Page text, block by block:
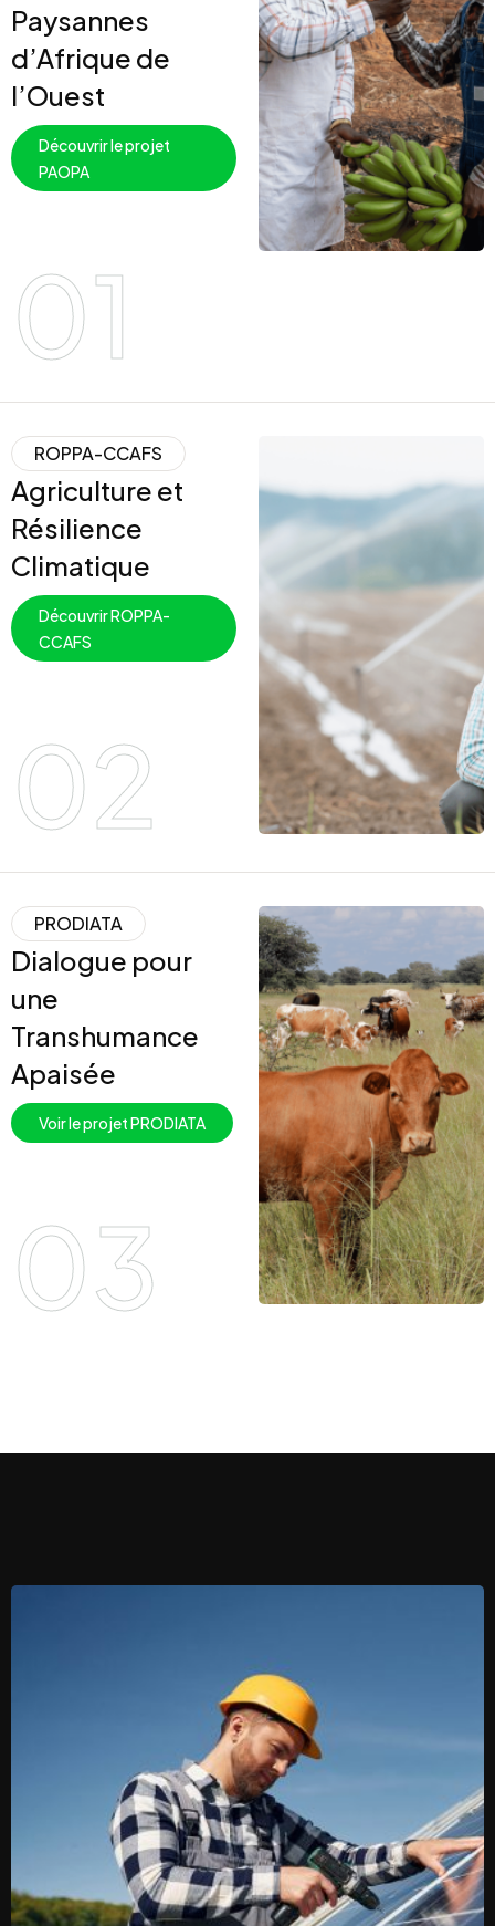
Paysannes
d’Afrique de
l’Ouest
Découvrir le projet
PAOPA
01
ROPPA-CCAFS
Agriculture et
Résilience
Climatique
Découvrir ROPPA-
CCAFS
02
PRODIATA
Dialogue pour
une
Transhumance
Apaisée
Voir le projet PRODIATA
03